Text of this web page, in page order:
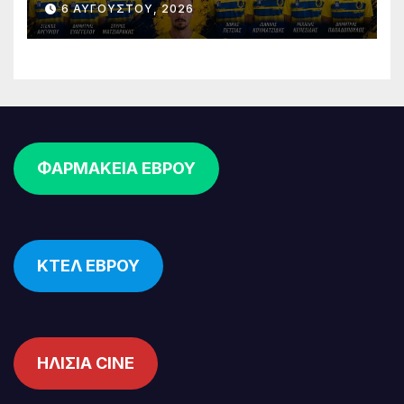
επένδυση στη νέα γενιά
6 ΑΥΓΟΎΣΤΟΥ, 2026
ΦΑΡΜΑΚΕΙΑ ΕΒΡΟΥ
ΚΤΕΛ ΕΒΡΟΥ
ΗΛΙΣΙΑ CINE